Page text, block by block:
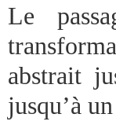
Le
abstrait
jusqu’à